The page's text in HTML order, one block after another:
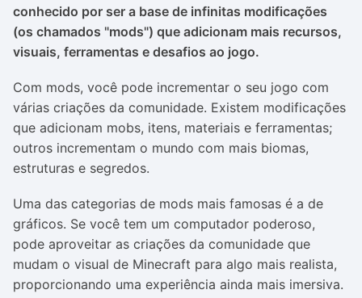
conhecido por ser a base de infinitas modificações
(os chamados "mods") que adicionam mais recursos,
visuais, ferramentas e desafios ao jogo.
Com mods, você pode incrementar o seu jogo com
várias criações da comunidade. Existem modificações
que adicionam mobs, itens, materiais e ferramentas;
outros incrementam o mundo com mais biomas,
estruturas e segredos.
Uma das categorias de mods mais famosas é a de
gráficos. Se você tem um computador poderoso,
pode aproveitar as criações da comunidade que
mudam o visual de Minecraft para algo mais realista,
proporcionando uma experiência ainda mais imersiva.